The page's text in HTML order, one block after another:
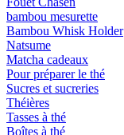
bambou mesurette
Bambou Whisk Holder
Natsume
Matcha cadeaux
Pour préparer le thé
Sucres et sucreries
Théières
Tasses à thé
Boîtes à thé